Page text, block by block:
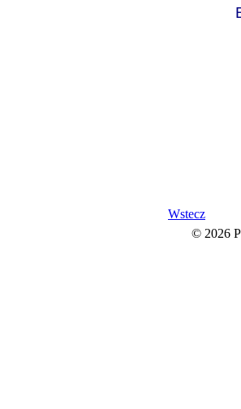
Wstecz
© 2026